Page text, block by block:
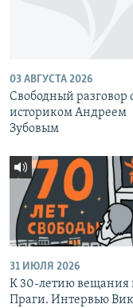
03 АВГУСТА 2026
Свободный разговор
историком Андреем
Зубовым
31 ИЮЛЯ 2026
К 30-летию вещания
Праги. Интервью